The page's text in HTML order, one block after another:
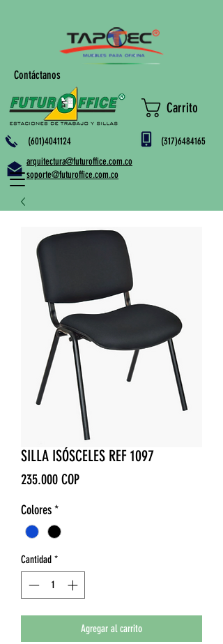
Contáctanos
Carrito
(601)4041124
(317)6484165
arquitectura@futuroffice.com.co
soporte@futuroffice.com.co
SILLA ISÓSCELES REF 1097
235.000 COPPrecio
Colores*
Cantidad *
Agregar al carrito